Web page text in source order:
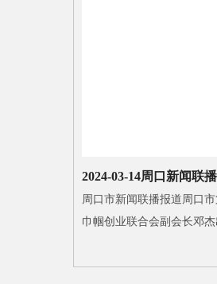
2024-03-14周口新闻联
周口市新闻联播报道周口
巾帼创业联合会副会长邓杰